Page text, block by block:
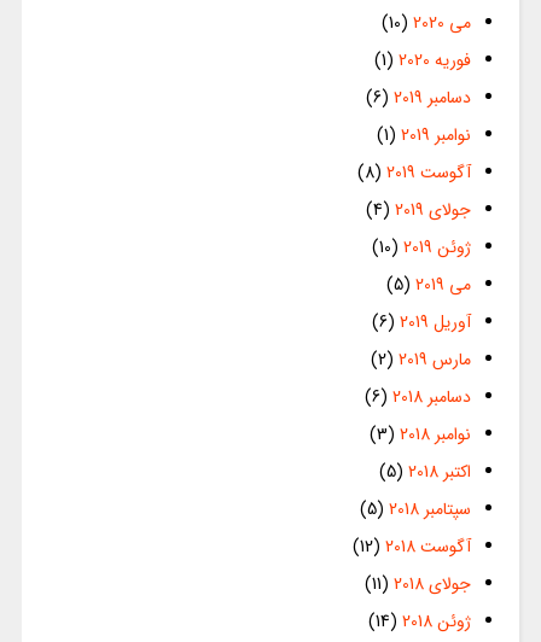
می 2020
(10)
فوریه 2020
(1)
دسامبر 2019
(6)
نوامبر 2019
(1)
آگوست 2019
(8)
جولای 2019
(4)
ژوئن 2019
(10)
می 2019
(5)
آوریل 2019
(6)
مارس 2019
(2)
دسامبر 2018
(6)
نوامبر 2018
(3)
اکتبر 2018
(5)
سپتامبر 2018
(5)
آگوست 2018
(12)
جولای 2018
(11)
ژوئن 2018
(14)